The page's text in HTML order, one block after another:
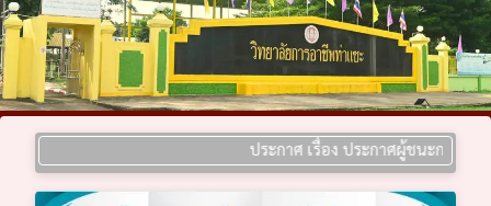
ประกาศ เรื่อง ประกาศผู้ชนะการเสนอร